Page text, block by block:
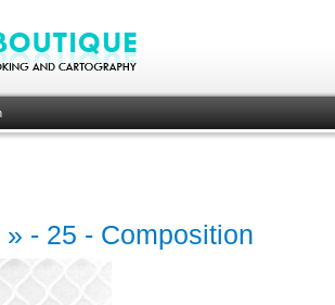
- 25 - Composition